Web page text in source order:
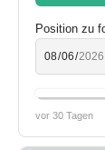
Position zu
vor 30 Tagen